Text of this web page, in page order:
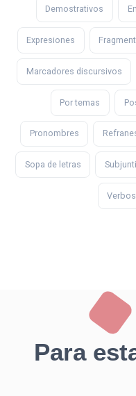
Demostrativos
Expresiones
Marcadores discursivos
Por temas
Pronombres
Sopa de letras
Verbos
Para